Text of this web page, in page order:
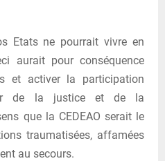
Etats ne pourrait vivre en
aurait pour conséquence
et activer la participation
de la justice et de la
que la CEDEAO serait le
traumatisées, affamées
au secours.